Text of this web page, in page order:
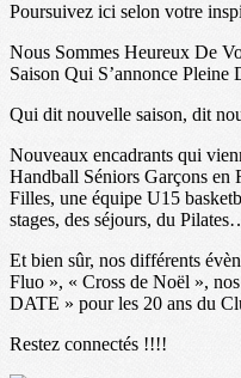
Poursuivez ici selon votre
Nous Sommes Heureux De
Saison Qui S’annonce Pleine
Qui dit nouvelle saison, dit
Nouveaux encadrants qui
Handball Séniors Garçons en
Filles, une équipe U15
stages, des séjours, du
Et bien sûr, nos différents
Fluo », « Cross de Noël »,
DATE » pour les 20 ans du
Restez connectés !!!!